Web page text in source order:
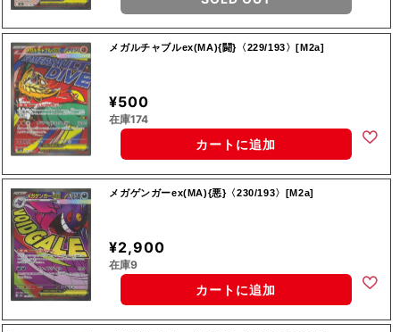
メガルチャブルex(MA){闘}〈229/193〉[M2a]
¥500
在庫174
カートに追加
メガゲンガーex(MA){悪}〈230/193〉[M2a]
¥2,900
在庫9
カートに追加